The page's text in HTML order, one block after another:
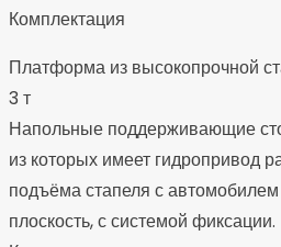
Комплектация
Платформа из высокопрочной
3 т
Напольные поддерживающие
из которых имеет гидропривод
подъёма стапеля с
плоскость, с системой фиксации.